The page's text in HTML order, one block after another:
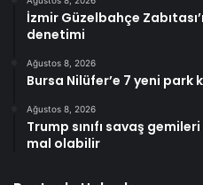
İzmir Güzelbahçe
denetimi
Ağustos 8, 2026
Bursa Nilüfer’e 7 yeni park
Ağustos 8, 2026
Trump sınıfı savaş
mal olabilir